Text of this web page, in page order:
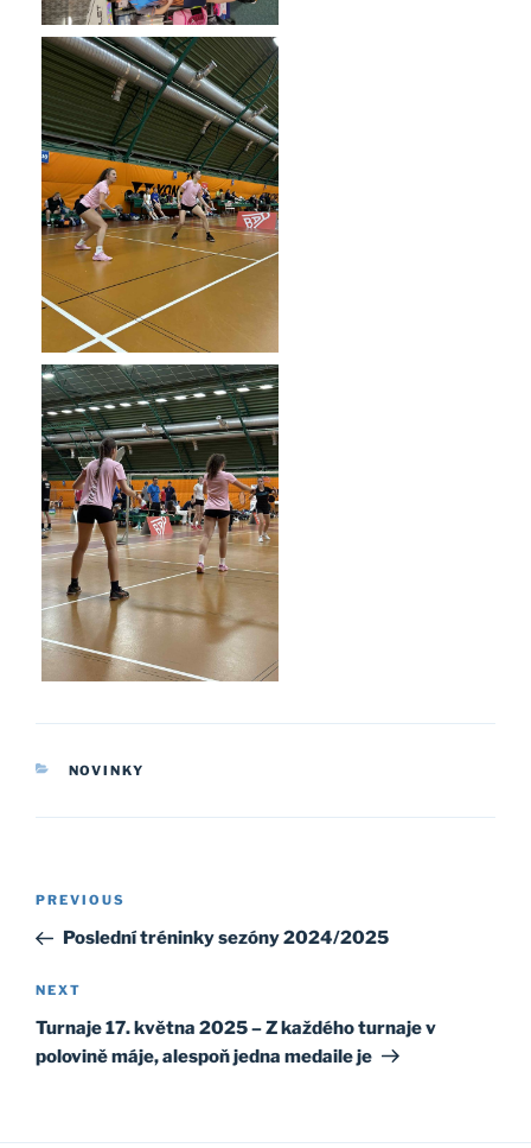
CATEGORIES
NOVINKY
Post
Previous
Post
PREVIOUS
Poslední tréninky sezóny 2024/2025
Next
Post
NEXT
Turnaje 17. května 2025 – Z každého turnaje v
polovině máje, alespoň jedna medaile je